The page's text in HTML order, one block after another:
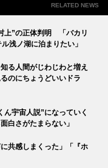
RELATED NEWS
上”の正体判明 「バカリ
浅ノ湖に泊まりたい」
る人間がじわじわと増え
のにちょうどいいドラ
ん宇宙人説”になっていく
白さがたまらない」
共感しまくった」「『ホ